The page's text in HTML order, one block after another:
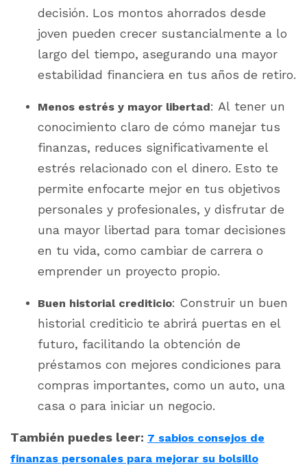
decisión. Los montos ahorrados desde
joven pueden crecer sustancialmente a lo
largo del tiempo, asegurando una mayor
estabilidad financiera en tus años de retiro.
Menos estrés y mayor libertad: Al tener un
conocimiento claro de cómo manejar tus
finanzas, reduces significativamente el
estrés relacionado con el dinero. Esto te
permite enfocarte mejor en tus objetivos
personales y profesionales, y disfrutar de
una mayor libertad para tomar decisiones
en tu vida, como cambiar de carrera o
emprender un proyecto propio.
Buen historial crediticio: Construir un buen
historial crediticio te abrirá puertas en el
futuro, facilitando la obtención de
préstamos con mejores condiciones para
compras importantes, como un auto, una
casa o para iniciar un negocio.
También puedes leer: 7 sabios consejos de
finanzas personales para mejorar su bolsillo